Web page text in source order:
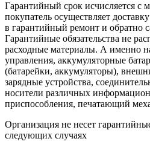
Гарантийный срок исчисляется с
покупатель осуществляет
в гарантийный ремонт и обратно
Гарантийные обязательства не
расходные материалы. А именно
управления, аккумуляторные
(батарейки, аккумуляторы),
зарядные устройства,
носители различных
приспособления, печатающий
Организация не несет
следующих случаях